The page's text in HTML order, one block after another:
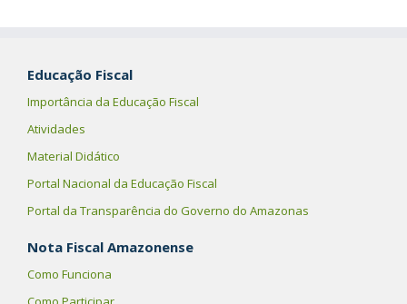
Educação Fiscal
Importância da Educação Fiscal
Atividades
Material Didático
Portal Nacional da Educação Fiscal
Portal da Transparência do Governo do Amazonas
Nota Fiscal Amazonense
Como Funciona